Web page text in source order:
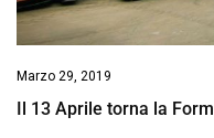
Marzo 29, 2019
Il 13 Aprile torna la